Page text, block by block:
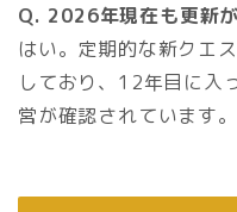
Q. 2026年現在も更新
はい。定期的な新クエ
しており、12年目に入
営が確認されています。